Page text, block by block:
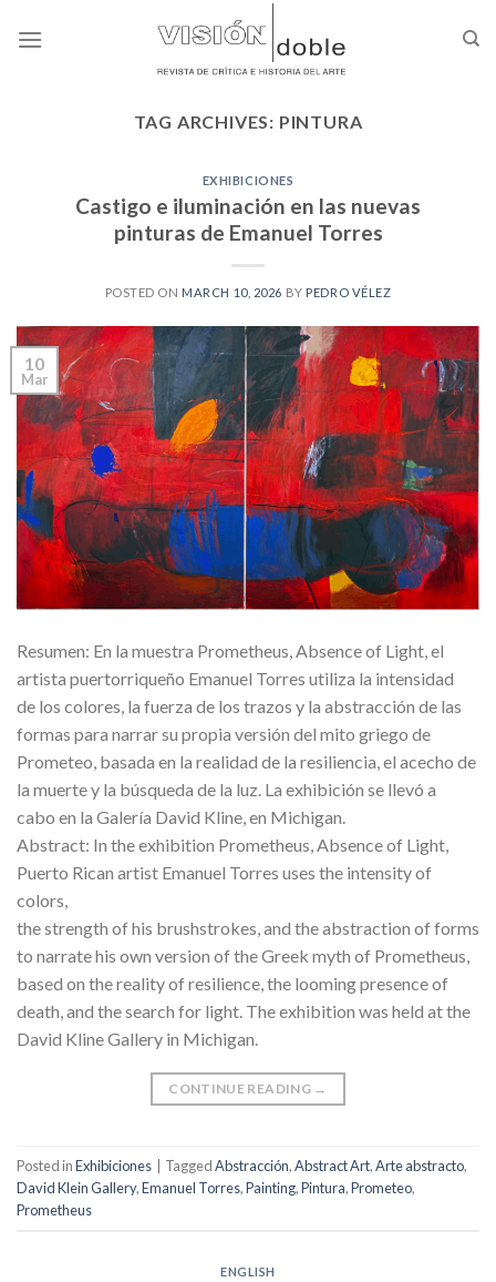
TAG ARCHIVES: PINTURA
EXHIBICIONES
Castigo e iluminación en las nuevas
pinturas de Emanuel Torres
POSTED ON MARCH 10, 2026 BY PEDRO VÉLEZ
10
Mar
Resumen: En la muestra Prometheus, Absence of Light, el
artista puertorriqueño Emanuel Torres utiliza la intensidad
de los colores, la fuerza de los trazos y la abstracción de las
formas para narrar su propia versión del mito griego de
Prometeo, basada en la realidad de la resiliencia, el acecho de
la muerte y la búsqueda de la luz. La exhibición se llevó a
cabo en la Galería David Kline, en Michigan.
Abstract: In the exhibition Prometheus, Absence of Light,
Puerto Rican artist Emanuel Torres uses the intensity of
colors,
the strength of his brushstrokes, and the abstraction of forms
to narrate his own version of the Greek myth of Prometheus,
based on the reality of resilience, the looming presence of
death, and the search for light. The exhibition was held at the
David Kline Gallery in Michigan.
CONTINUE READING →
Posted inExhibiciones TaggedAbstracción,Abstract Art,Arte abstracto,
David Klein Gallery,Emanuel Torres,Painting,Pintura,Prometeo,
Prometheus
ENGLISH